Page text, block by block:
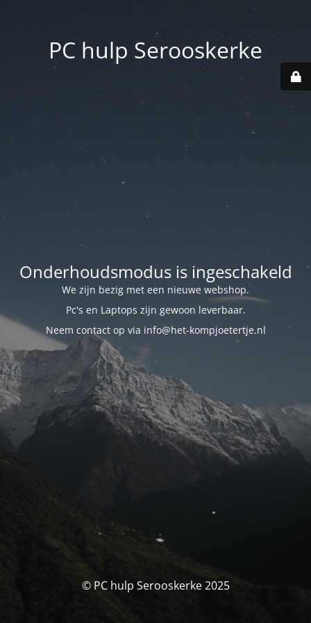
PC hulp Serooskerke
Onderhoudsmodus is ingeschakeld
We zijn bezig met een nieuwe webshop.
Pc's en Laptops zijn gewoon leverbaar.
Neem contact op via info@het-kompjoetertje.nl
© PC hulp Serooskerke 2025